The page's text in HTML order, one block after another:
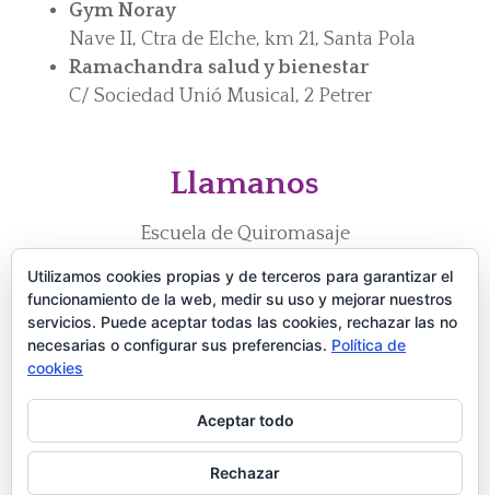
Gym Noray
Nave II, Ctra de Elche, km 21, Santa Pola
Ramachandra salud y bienestar
C/ Sociedad Unió Musical, 2 Petrer
Llamanos
Escuela de Quiromasaje
966 110 866
672 279 755
Estudio Pilates
698926463
Utilizamos cookies propias y de terceros para garantizar el
funcionamiento de la web, medir su uso y mejorar nuestros
servicios. Puede aceptar todas las cookies, rechazar las no
necesarias o configurar sus preferencias. Política de
cookies
Aceptar todo
Rechazar